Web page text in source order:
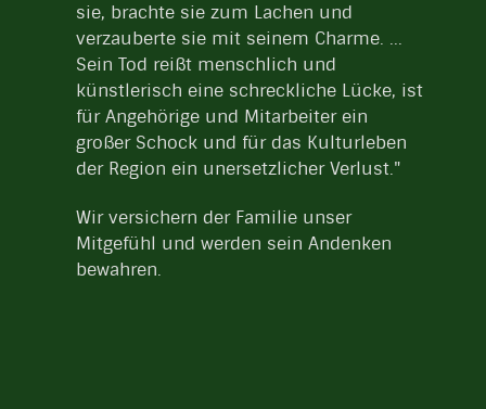
sie, brachte sie zum Lachen und
verzauberte sie mit seinem Charme. ...
Sein Tod reißt menschlich und
künstlerisch eine schreckliche Lücke, ist
für Angehörige und Mitarbeiter ein
großer Schock und für das Kulturleben
der Region ein unersetzlicher Verlust."
Wir versichern der Familie unser
Mitgefühl und werden sein Andenken
bewahren.